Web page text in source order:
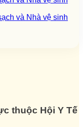
và Nhà vệ sinh
thuộc Hội Y Tế